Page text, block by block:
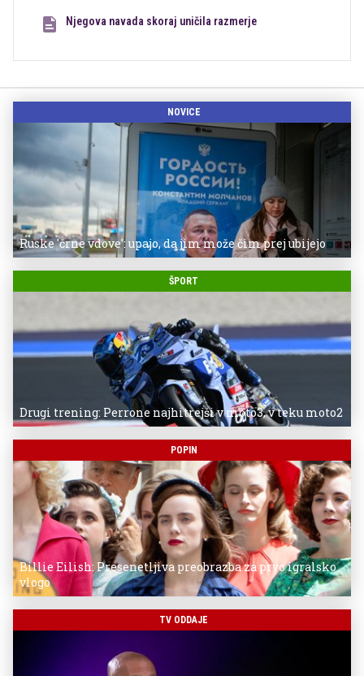
Njegova navada skoraj uničila razmerje
NOVICE
Ruske 'črne vdove': upajo, da jim može čim prej ubijejo
ŠPORT
Drugi trening: Perrone najhitrejši v moto3, v teku moto2
POPIN
Billie Eilish: Presenetljiva preobrazba za prvo igralsko
vlogo
TV ODDAJE